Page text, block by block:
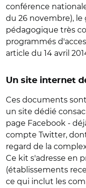
conférence
du 26 novembre),
pédagogique très
programmés
article du 14 avril
Un site internet
Ces documents
un site dédié
page Facebook -
compte Twitter,
regard de la
Ce kit s'adresse en
(établissements
ce qui inclut les